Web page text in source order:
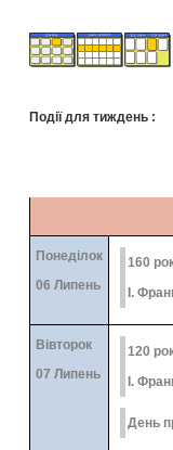
М-Архів
Е-Каталог
Події для тиждень :
Понеділок
06 Липень
160
І.
Вівторок
07 Липень
120
І.
День